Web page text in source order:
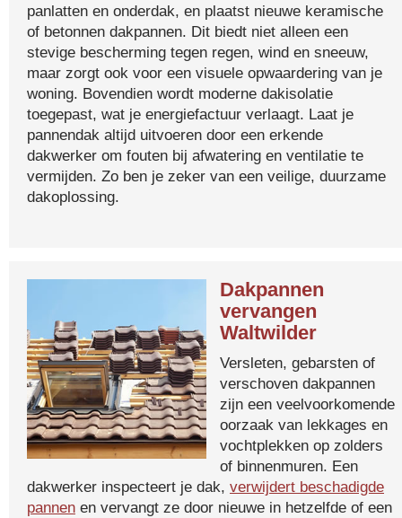
panlatten en onderdak, en plaatst nieuwe keramische
of betonnen dakpannen. Dit biedt niet alleen een
stevige bescherming tegen regen, wind en sneeuw,
maar zorgt ook voor een visuele opwaardering van je
woning. Bovendien wordt moderne dakisolatie
toegepast, wat je energiefactuur verlaagt. Laat je
pannendak altijd uitvoeren door een erkende
dakwerker om fouten bij afwatering en ventilatie te
vermijden. Zo ben je zeker van een veilige, duurzame
dakoplossing.
Dakpannen
vervangen
Waltwilder
Versleten, gebarsten of
verschoven dakpannen
zijn een veelvoorkomende
oorzaak van lekkages en
vochtplekken op zolders
of binnenmuren. Een
dakwerker inspecteert je dak, verwijdert beschadigde
pannen en vervangt ze door nieuwe in hetzelfde of een